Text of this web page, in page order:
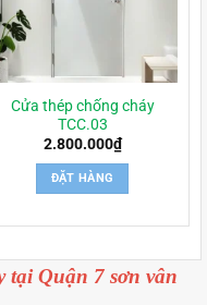
Cửa thép chống cháy
TCC.03
2.800.000₫
ĐẶT HÀNG
tại Quận 7 sơn vân